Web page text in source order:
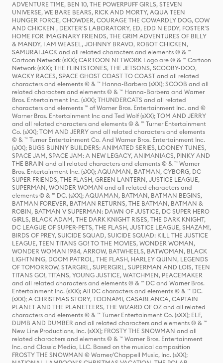
ADVENTURE TIME, BEN 10, THE POWERPUFF GIRLS, STEVEN
UNIVERSE, WE BARE BEARS, RICK AND MORTY, AQUA TEEN
HUNGER FORCE, CHOWDER, COURAGE THE COWARDLY DOG, COW
AND CHICKEN , DEXTER'S LABORATORY, ED, EDD N EDDY, FOSTER'S
HOME FOR IMAGINARY FRIENDS, THE GRIM ADVENTURES OF BILLY
& MANDY, I AM WEASEL, JOHNNY BRAVO, ROBOT CHICKEN,
SAMURAI JACK and all related characters and elements © & ™
Cartoon Network (sXX); CARTOON NETWORK Logo are © & ™ Cartoon
Network (sXX); THE FLINTSTONES, THE JETSONS, SCOOBY-DOO,
WACKY RACES, SPACE GHOST COAST TO COAST and all related
characters and elements © & ™ Hanna-Barbera (sXX); SCOOB and all
related characters and elements © & ™ Hanna-Barbera and Warner
Bros. Entertainment Inc. (sXX); THUNDERCATS and all related
characters and elements ™ of Warner Bros. Entertainment Inc. and ©
Warner Bros. Entertainment Inc and Ted Wolf (sXX); TOM AND JERRY
and all related characters and elements © & ™ Turner Entertainment
Co. (sXX); TOM AND JERRY and all related characters and elements
© & ™ Turner Entertainment Co. And Warner Bros. Entertainment Inc.
(sXX); BUGS BUNNY BUILDERS: ANIMATED SERIES, LOONEY TUNES,
SPACE JAM, SPACE JAM: A NEW LEGACY, ANIMANIACS, PINKY AND
THE BRAIN and all related characters and elements © & ™ Warner
Bros. Entertainment Inc. (sXX); AQUAMAN, BATMAN, CYBORG, DC
SUPER FRIENDS, THE FLASH, GREEN LANTERN, JUSTICE LEAGUE,
SUPERMAN, WONDER WOMAN and all related characters and
elements © & ™ DC. (sXX); AQUAMAN, BATMAN, BATMAN BEGINS,
BATMAN FOREVER, BATMAN RETURNS, THE BATMAN, BATMAN &
ROBIN, BATMAN V SUPERMAN: DAWN OF JUSTICE, DC SUPER HERO
GIRLS, BLACK ADAM, THE DARK KNIGHT RISES, THE DARK KNIGHT,
DC LEAGUE OF SUPER-PETS, THE FLASH, JUSTICE LEAGUE, SHAZAM!,
BIRDS OF PREY, SUICIDE SQUAD, SUICIDE SQUAD: KILL THE JUSTICE
LEAGUE, TEEN TITANS GO! TO THE MOVIES, WONDER WOMAN,
WONDER WOMAN 1984, ARROW, BATWHEELS, BATWOMAN, BLACK
LIGHTNING, DOOM PATROL, THE FLASH, HARLEY QUINN, LEGENDS
OF TOMORROW, STARGIRL, SUPERGIRL, SUPERMAN AND LOIS, TEEN
TITANS GO!, TITANS, YOUNG JUSTICE, WATCHMEN, PEACEMAKER
and all related characters and elements © & ™ DC and Warner Bros.
Entertainment Inc. (sXX); All DC characters and elements © & ™ DC.
(sXX); A CHRISTMAS STORY, TOONAMI, CASABLANCA, CAPTAIN
PLANET AND THE PLANETEERS, THE WIZARD OF OZ and all related
characters and elements © & ™ Turner Entertainment Co. (sXX); ELF,
DUMB AND DUMBER and all related characters and elements © & ™
New Line Productions, Inc. (sXX); FROSTY THE SNOWMAN and all
related characters and elements © & ™ Warner Bros. Entertainment
Inc. and Classic Media, LLC. Based on the musical composition
FROSTY THE SNOWMAN © Warner/Chappell Music, Inc. (sXX);